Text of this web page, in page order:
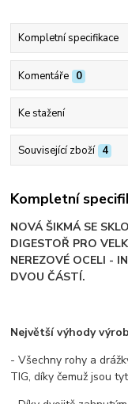
Kompletní specifikace
Komentáře 0
Ke stažení
Související zboží 4
Kompletní
NOVÁ ŠIKMÁ SE
DIGESTOŘ PRO
NEREZOVÉ OCELI -
DVOU ČÁSTÍ.
Největší výhody
- Všechny rohy a
TIG, díky čemuž jsou